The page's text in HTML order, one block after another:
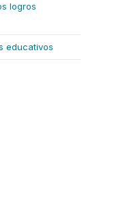
logros
educativos